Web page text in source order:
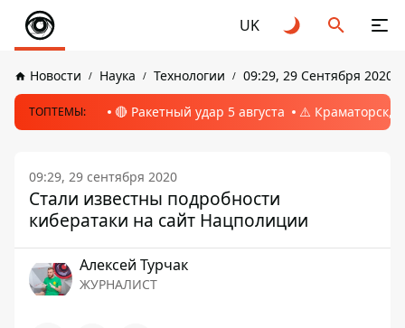
UK
Новости Наука Технологии 09:29, 29 Сентября 2020
ТОПТЕМЫ: 🔴 Ракетный удар 5 августа ⚠️ Краматорск,
09:29, 29 сентября 2020
Стали известны подробности
кибератаки на сайт Нацполиции
Алексей Турчак
ЖУРНАЛИСТ